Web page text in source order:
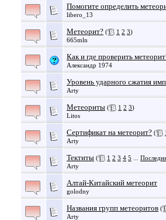
Помогите определить
libero_13
Метеорит? ( 1 2 3)
665mln
Как и где проверить
Александр 1974
Уровень ударного сжатия
Arty
Метеориты ( 1 2 3)
Litos
Сертификат на метеорит? (
Arty
Тектиты ( 1 2 3 4 5
Arty
Алтай-Китайский метеорит
golodny
Названия групп метеоритов (
Arty